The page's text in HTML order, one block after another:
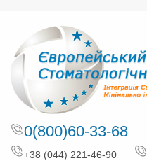
0(800)60-33-68
+38 (044) 221-46-90